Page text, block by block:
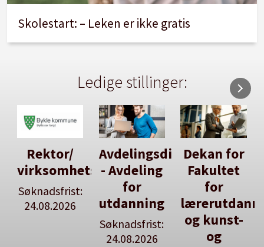
Skolestart: – Leken er ikke gratis
Ledige stillinger:
Avdelingsdirektør
- Avdeling
for
utdanning
Dekan for
Fakultet
for
lærerutdanning
og kunst-
og
Her kan
du utlyse
en ledig
stilling
Se våre
stillingspakker